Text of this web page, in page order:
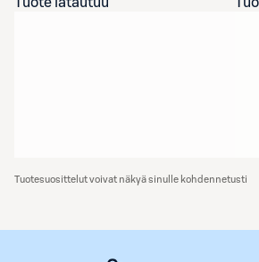
Tuotesuosittelut voivat näkyä sinulle kohdennetusti